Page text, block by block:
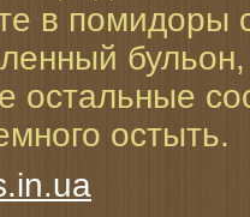
в помидоры
остальные
остыть.